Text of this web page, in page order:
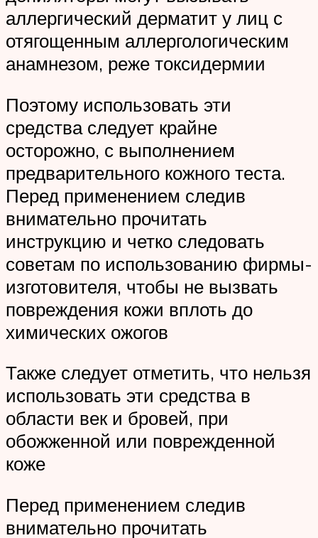
аллергический дерматит у лиц с
отягощенным аллергологическим
анамнезом, реже токсидермии
Поэтому использовать эти
средства следует крайне
осторожно, с выполнением
предварительного кожного теста.
Перед применением следив
внимательно прочитать
инструкцию и четко следовать
советам по использованию фирмы-
изготовителя, чтобы не вызвать
повреждения кожи вплоть до
химических ожогов
Также следует отметить, что нельзя
использовать эти средства в
области век и бровей, при
обожженной или поврежденной
коже
Перед применением следив
внимательно прочитать